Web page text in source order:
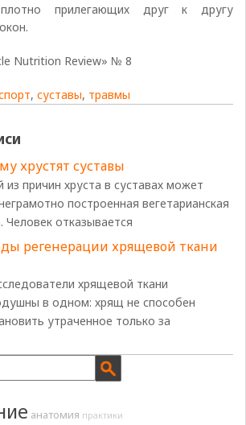
прилегающих друг к другу
Nutrition Review» № 8
,суставы, травмы
хрустят суставы
из причин хруста в суставах может
построенная вегетарианская
Человек отказывается
регенерации хрящевой ткани
хрящевой ткани
в одном: хрящ не способен
утраченное только за
анатомия практики